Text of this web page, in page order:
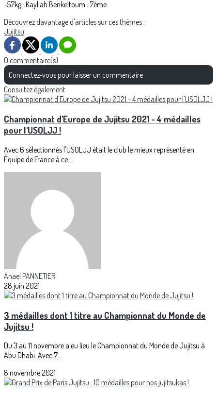
-57kg : Kayliah Benkeltoum : 7ème
Découvrez davantage d'articles sur ces thèmes :
Jujitsu
0 commentaire(s)
Connectez-vous pour laisser un commentaire
Consultez également
Championnat d'Europe de Jujitsu 2021 - 4 médailles
pour l'USOLJJ !
Avec 6 sélectionnés l'USOLJJ était le club le mieux représenté en
Équipe de France à ce...
Anael PANNETIER
28 juin 2021
3 médailles dont 1 titre au Championnat du Monde de
Jujitsu !
Du 3 au 11 novembre a eu lieu le Championnat du Monde de Jujitsu à
Abu Dhabi. Avec 7...
8 novembre 2021